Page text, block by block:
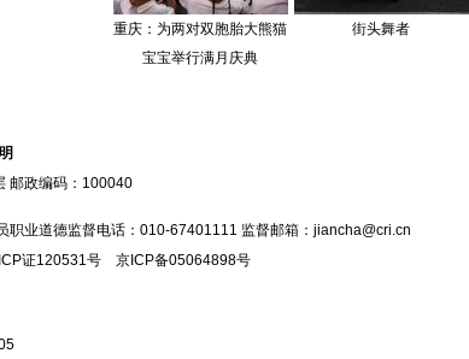
重庆：为两对双胞胎大熊猫
宝宝举行满月庆典
街头舞者
邮政编码：100040
业道德监督电话：010-67401111 监督邮箱：jiancha@cri.cn
证120531号 京ICP备05064898号